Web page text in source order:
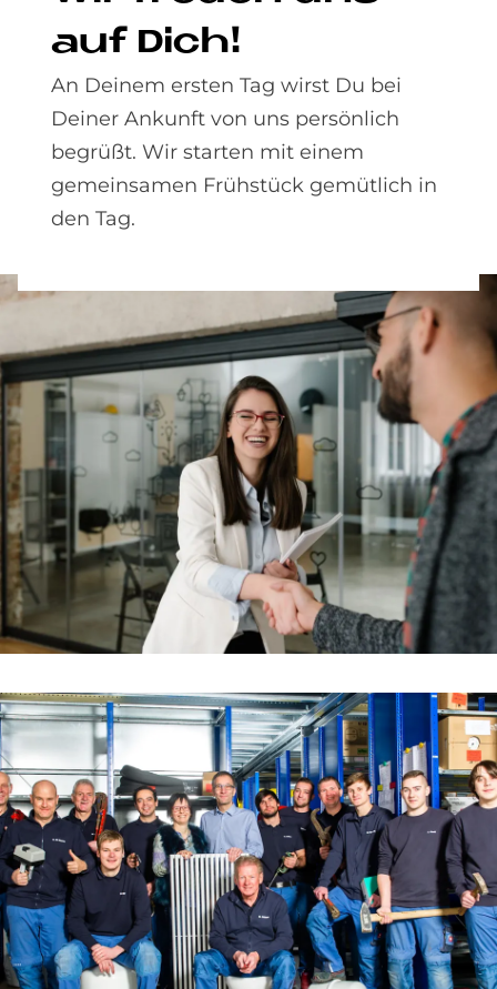
auf Dich!
An Deinem ersten Tag wirst Du bei
Deiner Ankunft von uns persönlich
begrüßt. Wir starten mit einem
gemeinsamen Frühstück gemütlich in
den Tag.